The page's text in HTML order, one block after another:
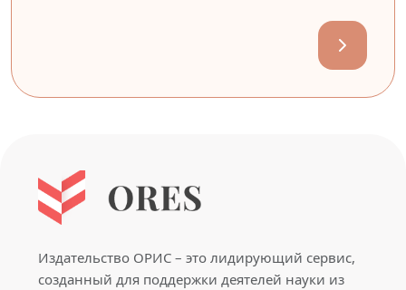
Издательство ОРИС – это лидирующий сервис,
созданный для поддержки деятелей науки из